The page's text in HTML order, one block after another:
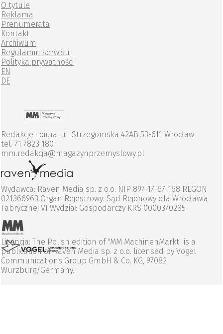
O tytule
Reklama
Prenumerata
Kontakt
Archiwum
Regulamin serwisu
Polityka prywatności
EN
DE
Redakcje i biura: ul. Strzegomska 42AB 53-611 Wrocław
tel. 71 7823 180
mm.redakcja@magazynprzemyslowy.pl
Wydawca: Raven Media sp. z o.o. NIP 897-17-67-168 REGON
021366963 Organ Rejestrowy: Sąd Rejonowy dla Wrocławia
Fabrycznej VI Wydział Gospodarczy KRS 0000370285
Licencja: The Polish edition of "MM MachinenMarkt" is a
publication of Raven Media sp. z o.o. licensed by Vogel
Communications Group GmbH & Co. KG, 97082
Wurzburg/Germany.